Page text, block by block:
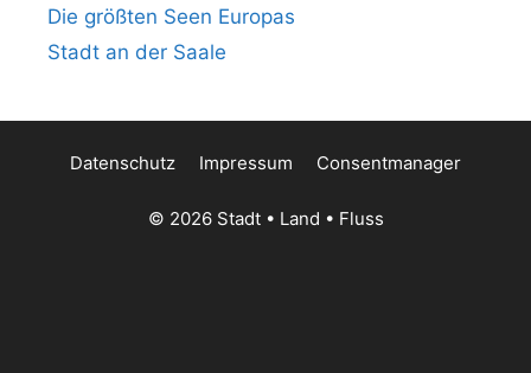
Die größten Seen Europas
Stadt an der Saale
Datenschutz Impressum Consentmanager
© 2026 Stadt • Land • Fluss